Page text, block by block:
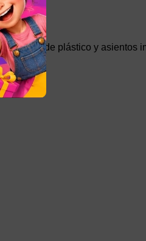
de plástico y asientos